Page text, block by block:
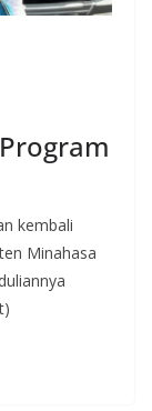
kembali
Minahasa